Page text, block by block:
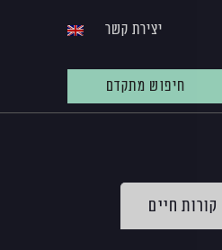
יצירת קשר
חיפוש מתקדם
קורות חיים